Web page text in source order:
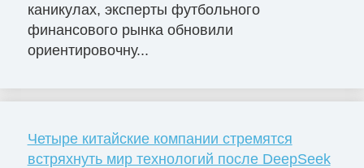
каникулах, эксперты футбольного
финансового рынка обновили
ориентировочну...
Четыре китайские компании стремятся
встряхнуть мир технологий после DeepSeek